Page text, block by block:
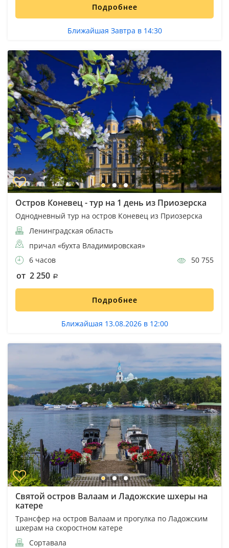
Подробнее
Ближайшая Завтра в 14:30
Остров Коневец - тур на 1 день из Приозерска
Однодневный тур на остров Коневец из Приозерска
Ленинградская область
причал «бухта Владимировская»
6 часов
50 755
от 2 250
Подробнее
Ближайшая 13.08.2026 в 12:00
Святой остров Валаам и Ладожские шхеры на
катере
Трансфер на остров Валаам и прогулка по Ладожским
шхерам на скоростном катере
Сортавала